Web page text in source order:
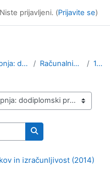
Niste prijavljeni. (Prijavite se)
1. stopnja: dodiplomski program Računalništvo in informatika 1. letnik
Išči predmete
in izračunljivost (2014)